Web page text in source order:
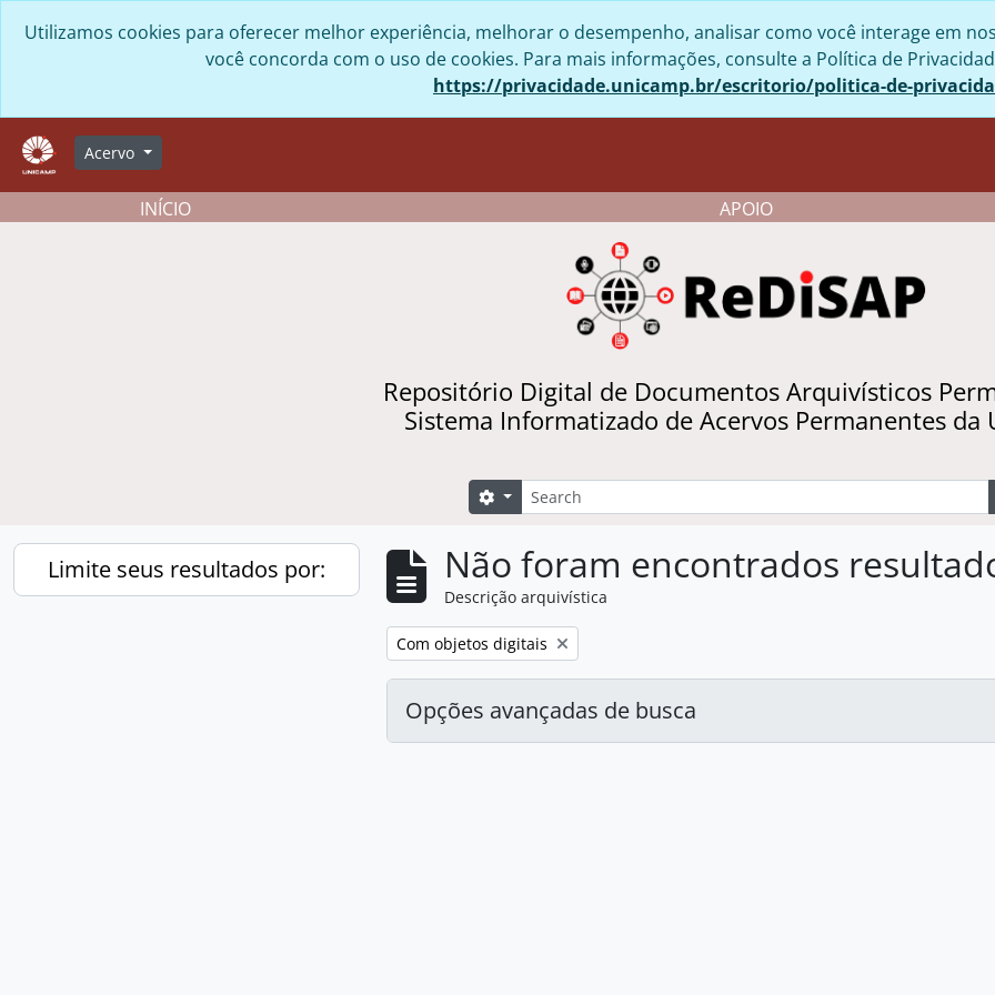
Utilizamos cookies para oferecer melhor experiência, melhorar o desempenho, analisar como você interage em
você concorda com o uso de cookies. Para mais informações, consulte a Política de
https://privacidade.unicamp.br/escritorio/politica-de-
Acervo
INÍCIO APOIO
Repositório Digital de Documentos Arquivísticos
Sistema Informatizado de Acervos Permanentes da
Buscar
Opções de busca
Limite seus resultados por: Não foram encontrados
Descrição arquivística
Remover filtro:
Com objetos digitais
Opções avançadas de busca